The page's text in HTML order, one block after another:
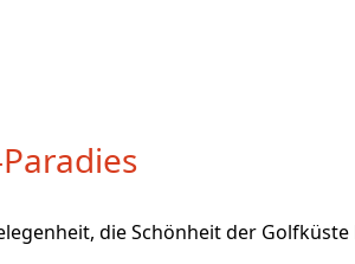
die Schönheit der